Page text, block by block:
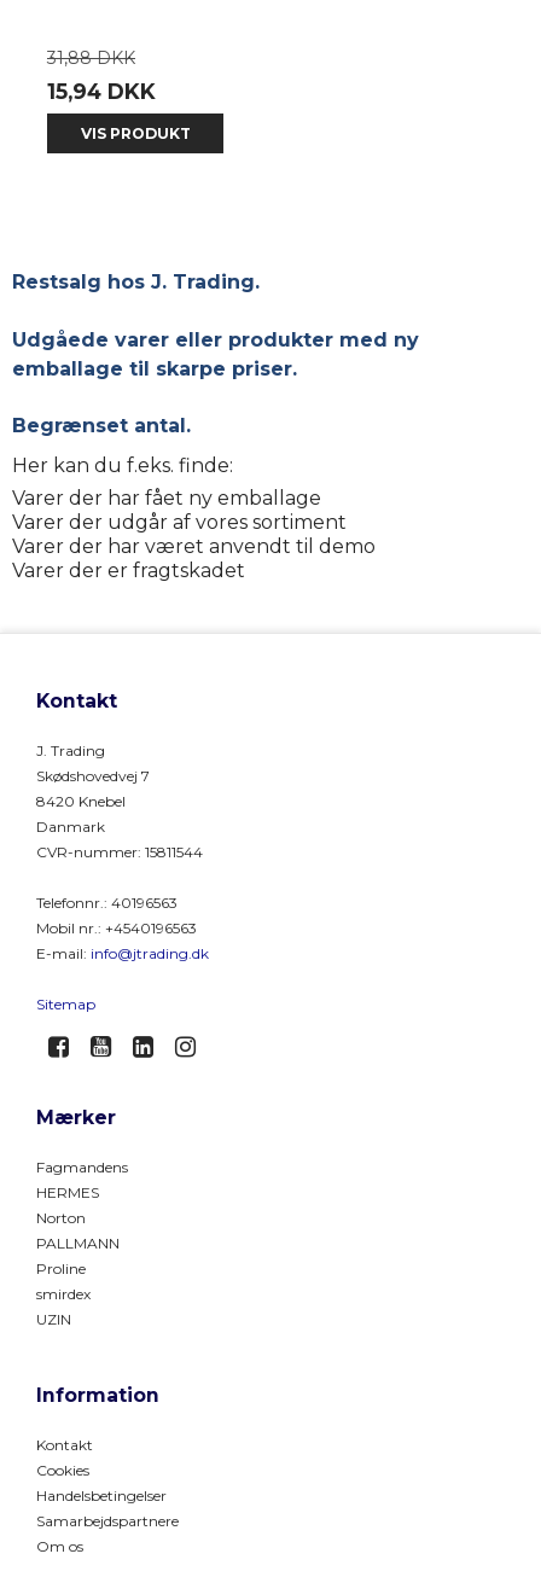
31,88 DKK
15,94 DKK
VIS PRODUKT
Restsalg hos J. Trading.
Udgåede varer eller produkter med ny
emballage til skarpe priser.
Begrænset antal.
Her kan du f.eks. finde:
Varer der har fået ny emballage
Varer der udgår af vores sortiment
Varer der har været anvendt til demo
Varer der er fragtskadet
Kontakt
J. Trading
Skødshovedvej 7
8420 Knebel
Danmark
CVR-nummer: 15811544
Telefonnr. : 40196563
Mobil nr. : +4540196563
E-mail: info@jtrading.dk
Sitemap
Mærker
Fagmandens
HERMES
Norton
PALLMANN
Proline
smirdex
UZIN
Information
Kontakt
Cookies
Handelsbetingelser
Samarbejdspartnere
Om os